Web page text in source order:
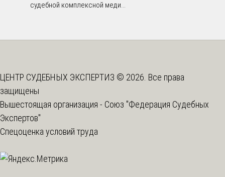
судебной комплексной меди...
ЦЕНТР СУДЕБНЫХ ЭКСПЕРТИЗ © 2026. Все права
защищены
Вышестоящая организация - Союз "Федерация Судебных
Экспертов"
Спецоценка условий труда